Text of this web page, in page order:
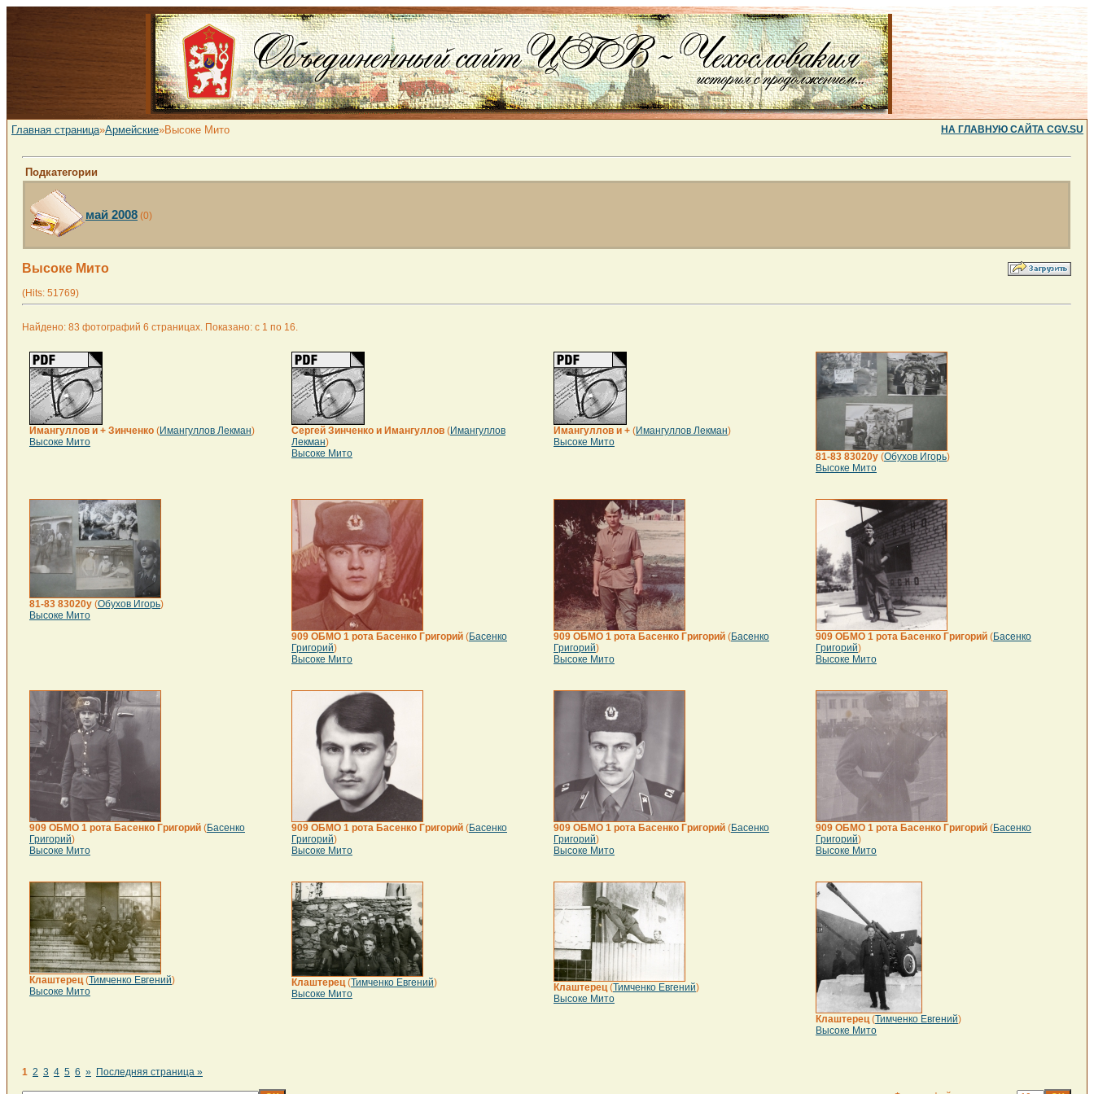
Главная страница»Армейские»Высоке Мито НА ГЛАВНУЮ САЙТА CGV.SU
Подкатегории
май 2008 (0)
Высоке Мито
(Hits: 51769)
Найдено: 83 фотографий 6 страницах. Показано: с 1 по 16.
Имангуллов и + Зинченко (Имангуллов Лекман)
Высоке Мито
Сергей Зинченко и Имангуллов (Имангуллов
Лекман)
Высоке Мито
Имангуллов и + (Имангуллов Лекман)
Высоке Мито
81-83 83020у (Обухов Игорь)
Высоке Мито
81-83 83020у (Обухов Игорь)
Высоке Мито
909 ОБМО 1 рота Басенко Григорий (Басенко
Григорий)
Высоке Мито
909 ОБМО 1 рота Басенко Григорий (Басенко
Григорий)
Высоке Мито
909 ОБМО 1 рота Басенко Григорий (Басенко
Григорий)
Высоке Мито
909 ОБМО 1 рота Басенко Григорий (Басенко
Григорий)
Высоке Мито
909 ОБМО 1 рота Басенко Григорий (Басенко
Григорий)
Высоке Мито
909 ОБМО 1 рота Басенко Григорий (Басенко
Григорий)
Высоке Мито
909 ОБМО 1 рота Басенко Григорий (Басенко
Григорий)
Высоке Мито
Клаштерец(Тимченко Евгений)
Высоке Мито
Клаштерец(Тимченко Евгений)
Высоке Мито
Клаштерец(Тимченко Евгений)
Высоке Мито
Клаштерец(Тимченко Евгений)
Высоке Мито
1 2 3 4 5 6 » Последняя страница »